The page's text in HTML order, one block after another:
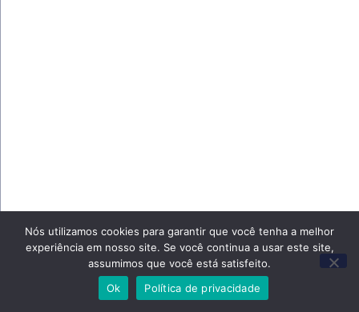
Nós utilizamos cookies para garantir que você tenha a melhor
experiência em nosso site. Se você continua a usar este site,
assumimos que você está satisfeito.
Ok
Política de privacidade